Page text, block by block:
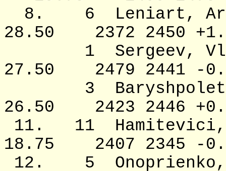
8. 6 Leniart,
28.50 2372 2450
1
27.50 2479 2441 -
3
26.50 2423 2446
11. 11
18.75 2407 2345 -
12. 5